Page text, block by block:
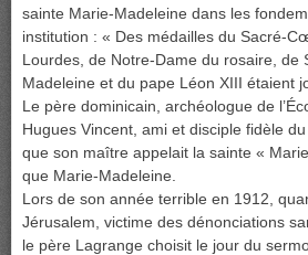
sainte Marie-Madeleine dans les
institution : « Des médailles du Sacré-
Lourdes, de Notre-Dame du rosaire, de
Madeleine et du pape Léon XIII étaient
Le père dominicain, archéologue de
Hugues Vincent, ami et disciple fidèle
que son maître appelait la sainte «
que Marie-Madeleine.
Lors de son année terrible en 1912,
Jérusalem, victime des dénonciations
le père Lagrange choisit le jour du